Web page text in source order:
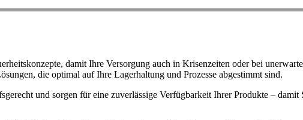
damit Ihre Versorgung auch in Krisenzeiten oder bei
die optimal auf Ihre Lagerhaltung und Prozesse abgestimmt sind.
und sorgen für eine zuverlässige Verfügbarkeit Ihrer Produkte –